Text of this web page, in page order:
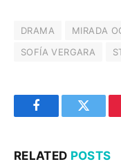
DRAMA MIRADA
SOFÍA VERGARA
FacebookTwitter
RELATED POSTS